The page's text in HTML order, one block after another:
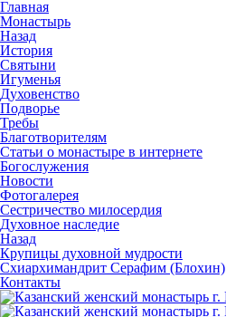
Главная
Монастырь
Назад
История
Святыни
Игуменья
Духовенство
Подворье
Требы
Благотворителям
Статьи о монастыре в интернете
Богослужения
Новости
Фотогалерея
Сестричество милосердия
Духовное наследие
Назад
Крупицы духовной мудрости
Схиархимандрит Серафим (Блохин)
Контакты